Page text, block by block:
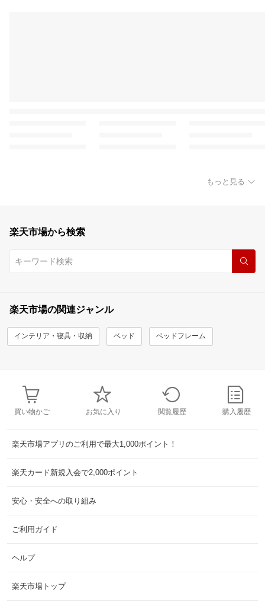
もっと見る
楽天市場から検索
楽天市場の関連ジャンル
インテリア・寝具・収納 ベッド ベッドフレーム
買い物かご お気に入り 閲覧履歴 購入履歴
楽天市場アプリのご利用で最大1,000ポイント！
楽天カード新規入会で2,000ポイント
安心・安全への取り組み
ご利用ガイド
ヘルプ
楽天市場トップ